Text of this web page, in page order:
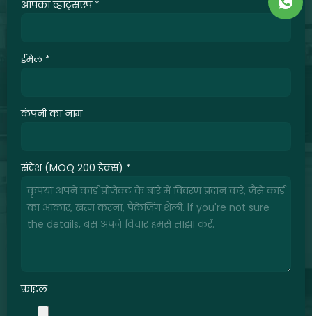
आपका व्हाट्सएप *
ईमेल *
कंपनी का नाम
संदेश (MOQ 200 डेक्स) *
फ़ाइल